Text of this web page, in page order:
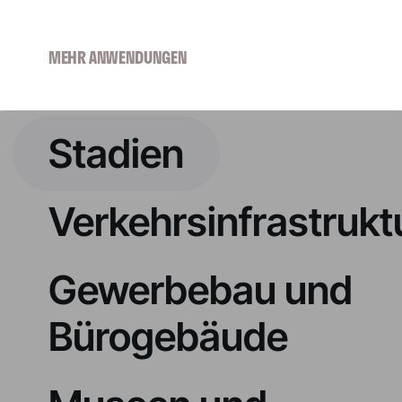
MEHR ANWENDUNGEN
Stadien
Gewerbebau und
Bürogebäude